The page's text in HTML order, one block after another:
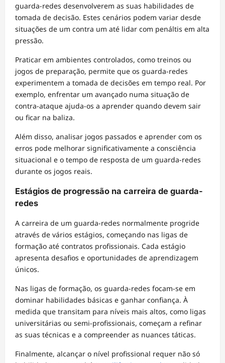
guarda-redes desenvolverem as suas habilidades de
tomada de decisão. Estes cenários podem variar desde
situações de um contra um até lidar com penáltis em alta
pressão.
Praticar em ambientes controlados, como treinos ou
jogos de preparação, permite que os guarda-redes
experimentem a tomada de decisões em tempo real. Por
exemplo, enfrentar um avançado numa situação de
contra-ataque ajuda-os a aprender quando devem sair
ou ficar na baliza.
Além disso, analisar jogos passados e aprender com os
erros pode melhorar significativamente a consciência
situacional e o tempo de resposta de um guarda-redes
durante os jogos reais.
Estágios de progressão na carreira de guarda-
redes
A carreira de um guarda-redes normalmente progride
através de vários estágios, começando nas ligas de
formação até contratos profissionais. Cada estágio
apresenta desafios e oportunidades de aprendizagem
únicos.
Nas ligas de formação, os guarda-redes focam-se em
dominar habilidades básicas e ganhar confiança. À
medida que transitam para níveis mais altos, como ligas
universitárias ou semi-profissionais, começam a refinar
as suas técnicas e a compreender as nuances táticas.
Finalmente, alcançar o nível profissional requer não só